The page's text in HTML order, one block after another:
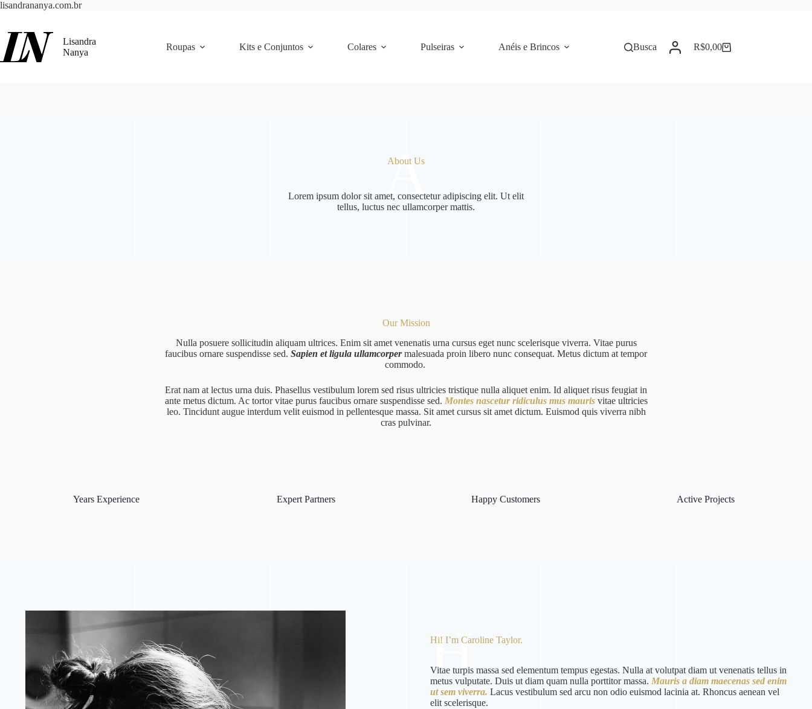
lisandrananya.com.brPular
conteúdo
Lisandra
Nanya
Roupas Kits e Conjuntos Colares Pulseiras Anéis e Brincos Busca Carrinho
R$0,00
A
About Us
Lorem ipsum dolor sit amet, consectetur adipiscing elit. Ut elit
tellus, luctus nec ullamcorper mattis.
O
Our Mission
Nulla posuere sollicitudin aliquam ultrices. Enim sit amet venenatis urna cursus eget nunc scelerisque viverra. Vitae purus
faucibus ornare suspendisse sed. Sapien et ligula ullamcorpermalesuada proin libero nunc consequat. Metus dictum at tempor
commodo.
Erat nam at lectus urna duis. Phasellus vestibulum lorem sed risus ultricies tristique nulla aliquet enim. Id aliquet risus feugiat in
ante metus dictum. Ac tortor vitae purus faucibus ornare suspendisse sed. Montes nascetur ridiculus mus maurisvitae ultricies
leo. Tincidunt augue interdum velit euismod in pellentesque massa. Sit amet cursus sit amet dictum. Euismod quis viverra nibh
cras pulvinar.
Years Experience Expert Partners Happy Customers Active Projects
H
H
Hi! I’m Caroline Taylor.
Vitae turpis massa sed elementum tempus egestas. Nulla at volutpat diam ut venenatis tellus in
metus vulputate. Duis ut diam quam nulla porttitor massa. Mauris a diam maecenas sed enim
ut sem viverra. Lacus vestibulum sed arcu non odio euismod lacinia at. Rhoncus aenean vel
elit scelerisque.